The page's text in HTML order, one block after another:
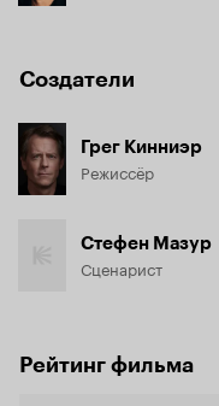
Создатели
Грег Кинниэр
Режиссёр
Стефен Мазур
Сценарист
Рейтинг фильма